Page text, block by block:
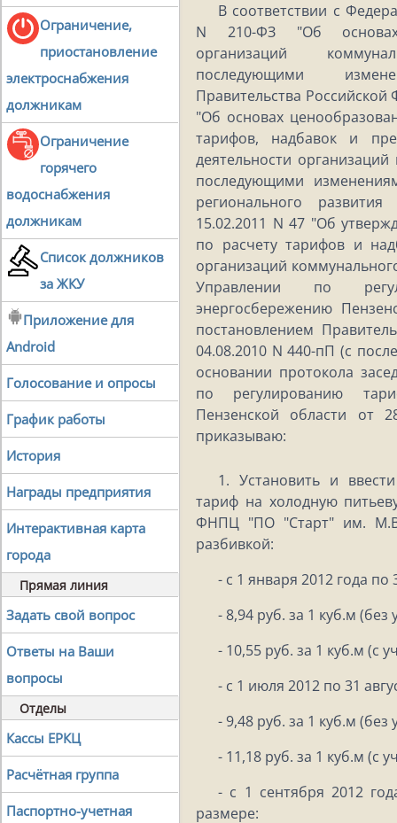
Ограничение,
приостановление
электроснабжения
должникам
Ограничение
горячего
водоснабжения
должникам
Список должников
за ЖКУ
Приложение для
Android
Голосование и опросы
График работы
История
Награды предприятия
Интерактивная карта
города
Прямая линия
Задать свой вопрос
Ответы на Ваши
вопросы
Отделы
Кассы ЕРКЦ
Расчётная группа
Паспортно-учетная
В соответствии с
N 210-ФЗ "Об основах
организаций
последующими
Правительства Российской
"Об основах
тарифов, надбавок и
деятельности
последующими
регионального
15.02.2011 N 47 "Об
по расчету тарифов и
организаций
Управлении по
энергосбережению
постановлением
04.08.2010 N 440-пП (с
основании протокола
по регулированию
Пензенской области от
приказываю:
1. Установить и
тариф на холодную
ФНПЦ "ПО "Старт" им.
разбивкой:
- с 1 января 2012 года
- 8,94 руб. за 1 куб.м (без
- 10,55 руб. за 1 куб.м (с
- с 1 июля 2012 по 31
- 9,48 руб. за 1 куб.м (без
- 11,18 руб. за 1 куб.м (с
- с 1 сентября 2012
размере: